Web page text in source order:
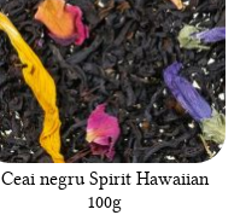
Ceai negru Spirit Hawaiian
100g